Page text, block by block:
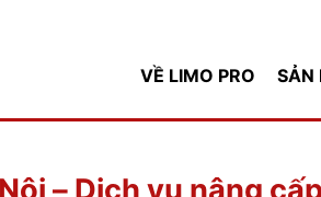
VỀ LIMO PRO SẢN
– Dịch vụ nâng